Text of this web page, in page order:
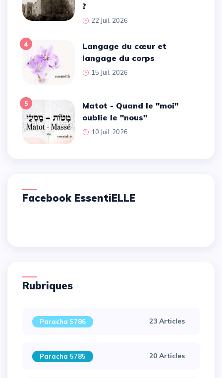
?
22 Juil. 2026
4
Langage du cœur et
langage du corps
15 Juil. 2026
5
Matot - Quand le ''moi''
oublie le ''nous''
10 Juil. 2026
Facebook EssentiELLE
Rubriques
Paracha 5786 23 Articles
Paracha 5785 20 Articles